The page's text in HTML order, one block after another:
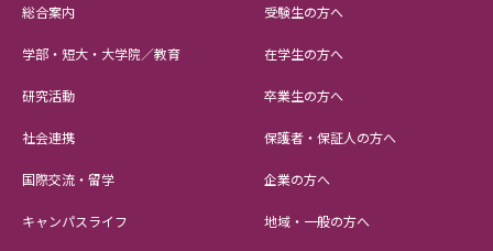
総合案内
学部・短大・大学院／教育
研究活動
社会連携
国際交流・留学
キャンパスライフ
受験生の方へ
在学生の方へ
卒業生の方へ
保護者・保証人の方へ
企業の方へ
地域・一般の方へ